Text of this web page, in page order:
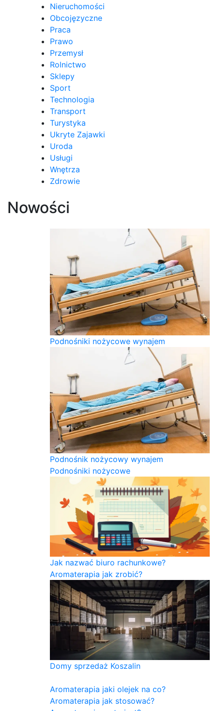
Nieruchomości
Obcojęzyczne
Praca
Prawo
Przemysł
Rolnictwo
Sklepy
Sport
Technologia
Transport
Turystyka
Ukryte Zajawki
Uroda
Usługi
Wnętrza
Zdrowie
Nowości
Podnośniki nożycowe wynajem
Podnośnik nożycowy wynajem
Podnośniki nożycowe
Jak nazwać biuro rachunkowe?
Aromaterapia jak zrobić?
Domy sprzedaż Koszalin
Aromaterapia jaki olejek na co?
Aromaterapia jak stosować?